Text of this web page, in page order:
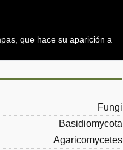
que hace su aparición a
Fungi
Basidiomycota
Agaricomycetes